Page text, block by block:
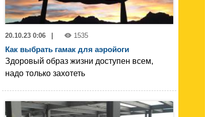
20.10.23 0:06 | 1535
Как выбрать гамак для аэройоги
Здоровый образ жизни доступен всем,
надо только захотеть